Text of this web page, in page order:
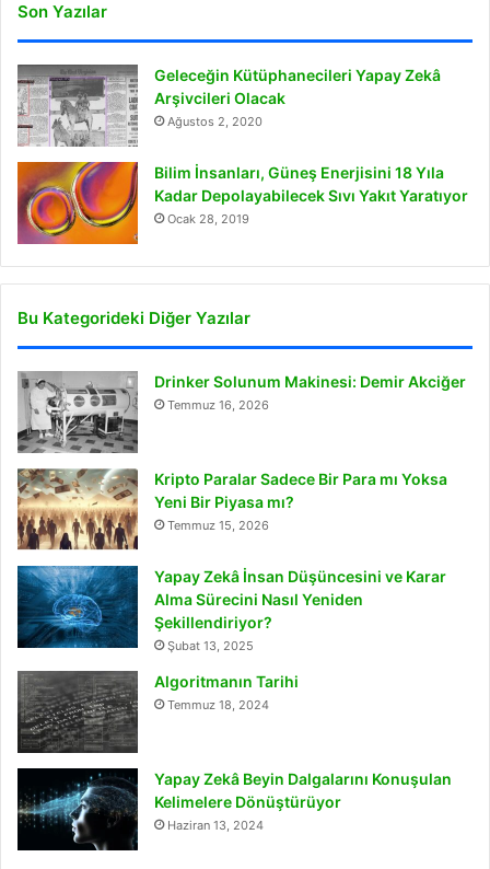
Son Yazılar
Geleceğin Kütüphanecileri Yapay Zekâ
Arşivcileri Olacak
Ağustos 2, 2020
Bilim İnsanları, Güneş Enerjisini 18 Yıla
Kadar Depolayabilecek Sıvı Yakıt Yaratıyor
Ocak 28, 2019
Bu Kategorideki Diğer Yazılar
Drinker Solunum Makinesi: Demir Akciğer
Temmuz 16, 2026
Kripto Paralar Sadece Bir Para mı Yoksa
Yeni Bir Piyasa mı?
Temmuz 15, 2026
Yapay Zekâ İnsan Düşüncesini ve Karar
Alma Sürecini Nasıl Yeniden
Şekillendiriyor?
Şubat 13, 2025
Algoritmanın Tarihi
Temmuz 18, 2024
Yapay Zekâ Beyin Dalgalarını Konuşulan
Kelimelere Dönüştürüyor
Haziran 13, 2024